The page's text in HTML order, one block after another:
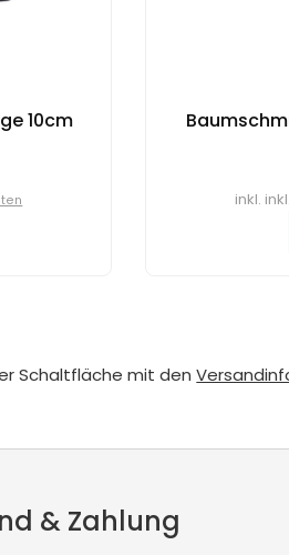
10cm
inkl.
Schaltfläche mit den
& Zahlung